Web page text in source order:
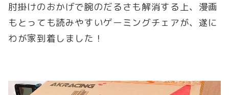
肘掛けのおかげで腕のだるさも解消する上、漫画
もとっても読みやすいゲーミングチェアが、遂に
わが家到着しました！